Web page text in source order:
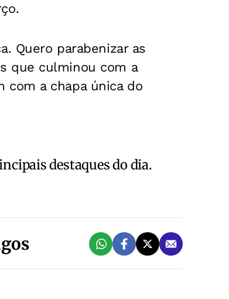
Quero parabenizar as
que culminou com a
com a chapa única do
destaques do dia.